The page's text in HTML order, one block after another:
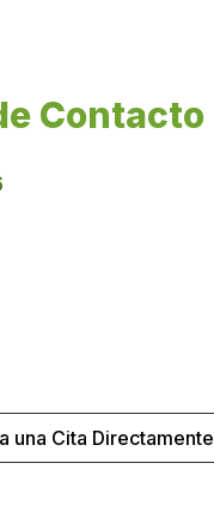
Contacto
una Cita Directamente